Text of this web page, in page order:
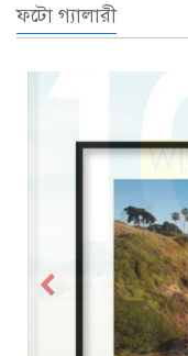
ফটো গ্যালারী